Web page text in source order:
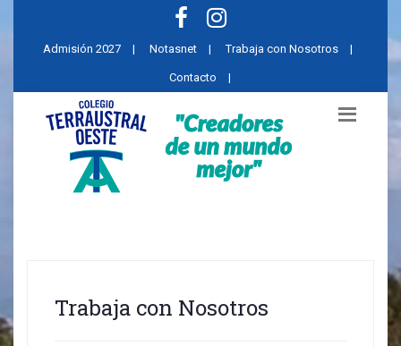
Admisión 2027 | Notasnet | Trabaja con Nosotros |
Contacto |
Trabaja con Nosotros